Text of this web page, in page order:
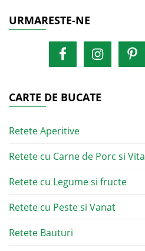
URMARESTE-NE
CARTE DE BUCATE
Retete Aperitive
Retete cu Carne de Porc si Vita
Retete cu Legume si fructe
Retete cu Peste si Vanat
Retete Bauturi